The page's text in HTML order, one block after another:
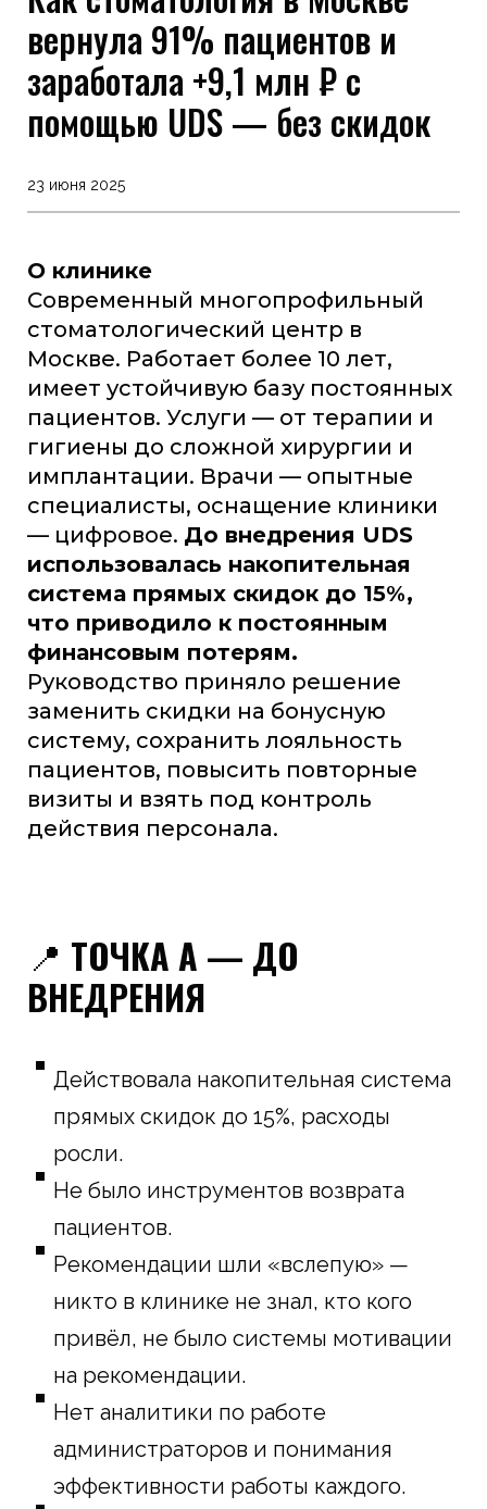
вернула 91% пациентов и
заработала +9,1 млн ₽ с
помощью UDS — без скидок
23 июня 2025
О клинике
Современный многопрофильный
стоматологический центр в
Москве. Работает более 10 лет,
имеет устойчивую базу постоянных
пациентов. Услуги — от терапии и
гигиены до сложной хирургии и
имплантации. Врачи — опытные
специалисты, оснащение клиники
— цифровое. До внедрения UDS
использовалась накопительная
система прямых скидок до 15%,
что приводило к постоянным
финансовым потерям.
Руководство приняло решение
заменить скидки на бонусную
систему, сохранить лояльность
пациентов, повысить повторные
визиты и взять под контроль
действия персонала.
📍 ТОЧКА А — ДО
ВНЕДРЕНИЯ
Действовала накопительная система
прямых скидок до 15%, расходы
росли.
Не было инструментов возврата
пациентов.
Рекомендации шли «вслепую» —
никто в клинике не знал, кто кого
привёл, не было системы мотивации
на рекомендации.
Нет аналитики по работе
администраторов и понимания
эффективности работы каждого.